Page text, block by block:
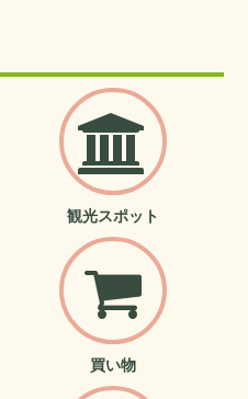
観光スポット
買い物